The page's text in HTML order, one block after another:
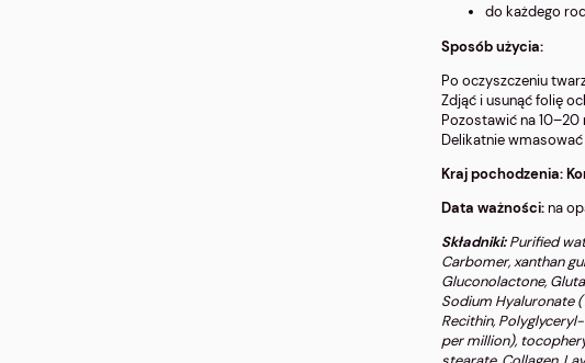
do każdego
Sposób użycia:
Po oczyszczeniu
Zdjąć i usunąć folię
Pozostawić na 10–20
Delikatnie
Kraj pochodzenia:
Data ważności:na
Składniki:Purified
Carbomer, xanthan
Gluconolactone,
Sodium Hyaluronate
Recithin,
per million),